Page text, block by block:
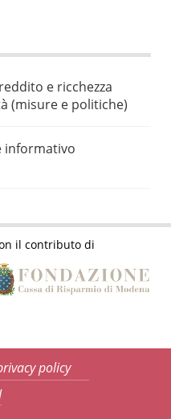
e ricchezza
(misure e politiche)
informativo
il contributo di
policy